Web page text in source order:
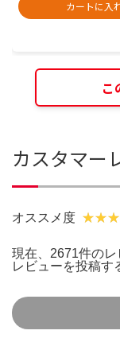
カートに入
こ
カスタマー
オススメ度
現在、2671件のレ
レビューを投稿す